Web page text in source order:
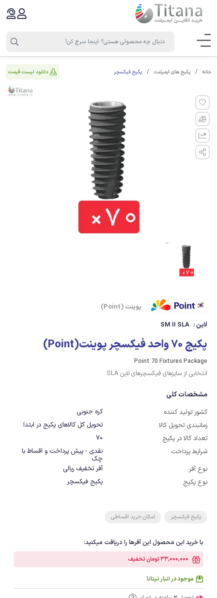
خانه پکیج های ایمپلنت پکیج فیکسچر دانلود لیست قیمت
پوینت (Point)
لاین : SM II SLA
پکیج 70 واحد فیکسچر پوینت(Point)
Point 70 Fixtures Package
انتخابی از سایزهای فیکسچرهای لاین SLA
مشخصات کلی
کشور تولید کننده
کره جنوبی
زمانبندی تحویل کالا
تحویل کل کالاهای پکیج در ابتدا
تعداد کالا در پکیج
70
شرایط پرداخت
نقدی - پیش پرداخت و اقساط با
چک
نوع آفر
آفر تخفیف ریالی
نوع پکیج
پکیج فیکسچر
پکیج فیکسچر امکان خرید اقساطی
با خرید این محصول این آفرها را دریافت میکنید:
33,000,000 تومان تخفیف
موجود در انبار تیتانا